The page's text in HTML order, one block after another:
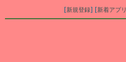
[新規登録] [新着アプリ